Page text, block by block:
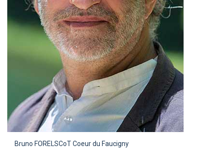
Bruno FORELSCoT Coeur du Faucigny